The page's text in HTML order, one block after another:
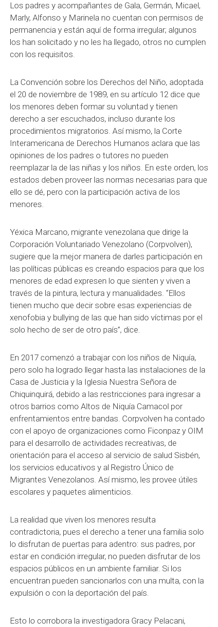
Los padres y acompañantes de Gala, Germán, Micael,
Marly, Alfonso y Marinela no cuentan con permisos de
permanencia y están aquí de forma irregular; algunos
los han solicitado y no les ha llegado, otros no cumplen
con los requisitos.
La Convención sobre los Derechos del Niño, adoptada
el 20 de noviembre de 1989, en su artículo 12 dice que
los menores deben formar su voluntad y tienen
derecho a ser escuchados, incluso durante los
procedimientos migratorios. Así mismo, la Corte
Interamericana de Derechos Humanos aclara que las
opiniones de los padres o tutores no pueden
reemplazar la de las niñas y los niños. En este orden, los
estados deben proveer las normas necesarias para que
ello se dé, pero con la participación activa de los
menores.
Yéxica Marcano, migrante venezolana que dirige la
Corporación Voluntariado Venezolano (Corpvolven),
sugiere que la mejor manera de darles participación en
las políticas públicas es creando espacios para que los
menores de edad expresen lo que sienten y viven a
través de la pintura, lectura y manualidades. “Ellos
tienen mucho que decir sobre esas experiencias de
xenofobia y bullying de las que han sido víctimas por el
solo hecho de ser de otro país”, dice.
En 2017 comenzó a trabajar con los niños de Niquía,
pero solo ha logrado llegar hasta las instalaciones de la
Casa de Justicia y la Iglesia Nuestra Señora de
Chiquinquirá, debido a las restricciones para ingresar a
otros barrios como Altos de Niquía Camacol por
enfrentamientos entre bandas. Corpvolven ha contado
con el apoyo de organizaciones como Ficonpaz y OIM
para el desarrollo de actividades recreativas, de
orientación para el acceso al servicio de salud Sisbén,
los servicios educativos y al Registro Único de
Migrantes Venezolanos. Así mismo, les provee útiles
escolares y paquetes alimenticios.
La realidad que viven los menores resulta
contradictoria, pues el derecho a tener una familia solo
lo disfrutan de puertas para adentro: sus padres, por
estar en condición irregular, no pueden disfrutar de los
espacios públicos en un ambiente familiar. Si los
encuentran pueden sancionarlos con una multa, con la
expulsión o con la deportación del país.
Esto lo corrobora la investigadora Gracy Pelacani,